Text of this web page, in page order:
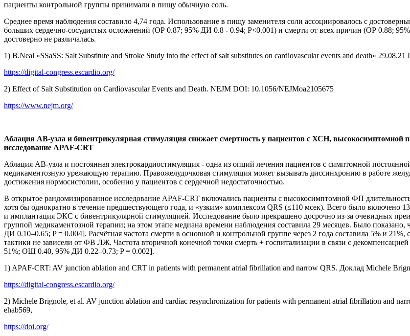
пациенты контрольной группы принимали в пищу обычную соль.
Среднее время наблюдения составило 4,74 года. Использование в пищу заменителя соли ассоциировалось с
больших сердечно-сосудистых осложнений (ОР 0.87; 95% ДИ 0.8 - 0.94; P<0.001) и смерти от всех причин (ОР 0.88;
достоверно не различалась.
1) B.Neal «SSaSS: Salt Substitute and Stroke Study into the effect of salt substitutes on cardiovascular events and death»
https://digital-congress.escardio.org/
2) Effect of Salt Substitution on Cardiovascular Events and Death. NEJM DOI: 10.1056/NEJMoa2105675
https://www.nejm.org/
Аблация АВ-узла и бивентрикулярная стимуляция снижает смертность у пациентов с ХСН, высокосимптомной
исследование APAF-CRT
Аблация АВ-узла и постоянная электрокардиостимуляция - одна из опций лечения пациентов с симптомной
медикаментозную урежающую терапию. Правожелудочковая стимуляция может вызывать диссинхронию в работе
достижения нормосистолии, особенно у пациентов с сердечной недостаточностью.
В открытое рандомизированное исследование APAF-CRT включались пациенты с высокосимптомной ФП
хотя бы однократно в течение предшествующего года, и «узким» комплексом QRS (≤110 мсек). Всего было включено
и имплантация ЭКС с бивентрикулярной стимуляцией. Исследование было прекращено досрочно из-за очевидных
группой медикаментозной терапии; на этом этапе медиана времени наблюдения составила 29 месяцев. Было
ДИ 0.10–0.65; P = 0.004]. Расчётная частота смерти в основной и контрольной группе через 2 года составила 5% и
тактики не зависели от ФВ ЛЖ. Частота вторичной конечной точки смерть + госпитализации в связи с
51%; ОШ 0.40, 95% ДИ 0.22–0.73; P = 0.002].
1) APAF-CRT: AV junction ablation and CRT in patients with permanent atrial fibrillation and narrow QRS. Доклад Michele
https://digital-congress.escardio.org/
2) Michele Brignole, et al. AV junction ablation and cardiac resynchronization for patients with permanent atrial fibrillation and
ehab569,
https://doi.org/